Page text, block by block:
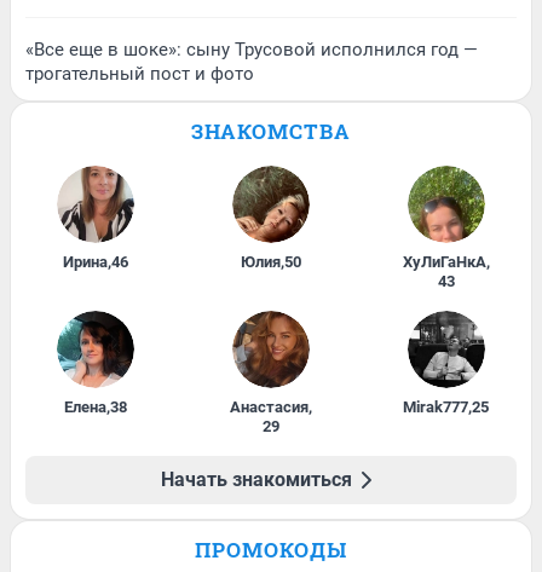
«Все еще в шоке»: сыну Трусовой исполнился год —
трогательный пост и фото
ЗНАКОМСТВА
Ирина,46 Юлия,50 ХуЛиГаНкА,
43
Елена,38 Анастасия,
29
Mirak777,25
Начать знакомиться
ПРОМОКОДЫ